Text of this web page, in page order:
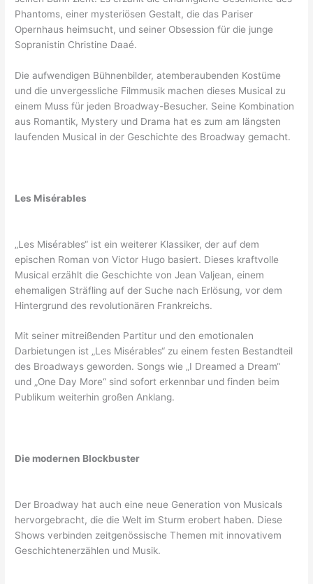
Phantoms, einer mysteriösen Gestalt, die das Pariser
Opernhaus heimsucht, und seiner Obsession für die junge
Sopranistin Christine Daaé.
Die aufwendigen Bühnenbilder, atemberaubenden Kostüme
und die unvergessliche Filmmusik machen dieses Musical zu
einem Muss für jeden Broadway-Besucher. Seine Kombination
aus Romantik, Mystery und Drama hat es zum am längsten
laufenden Musical in der Geschichte des Broadway gemacht.
Les Misérables
„Les Misérables“ ist ein weiterer Klassiker, der auf dem
epischen Roman von Victor Hugo basiert. Dieses kraftvolle
Musical erzählt die Geschichte von Jean Valjean, einem
ehemaligen Sträfling auf der Suche nach Erlösung, vor dem
Hintergrund des revolutionären Frankreichs.
Mit seiner mitreißenden Partitur und den emotionalen
Darbietungen ist „Les Misérables“ zu einem festen Bestandteil
des Broadways geworden. Songs wie „I Dreamed a Dream“
und „One Day More“ sind sofort erkennbar und finden beim
Publikum weiterhin großen Anklang.
Die modernen Blockbuster
Der Broadway hat auch eine neue Generation von Musicals
hervorgebracht, die die Welt im Sturm erobert haben. Diese
Shows verbinden zeitgenössische Themen mit innovativem
Geschichtenerzählen und Musik.